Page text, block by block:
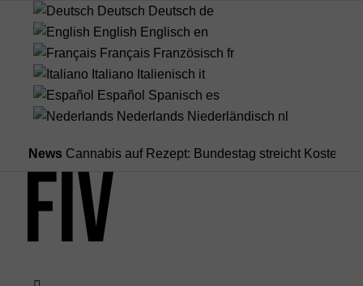
Deutsch Deutsch de
English Englisch en
Français Französisch fr
Italiano Italienisch it
Español Spanisch es
Nederlands Niederländisch nl
Cannabis auf Rezept: Bundestag streicht